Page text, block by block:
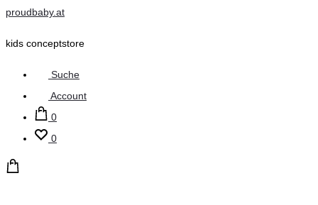
proudbaby.at
kids conceptstore
Suche
Account
0
0